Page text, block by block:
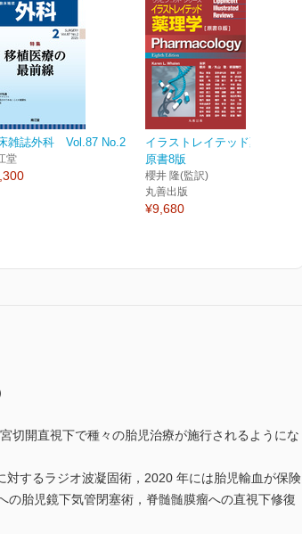
雑誌外科 Vol.87 No.2
堂
イラストレイテッド薬理学
原書8版
櫻井 隆(監訳)
丸善出版
¥9,680
切開直視下で種々の胎児治療が施行されるようにな
するラジオ波凝固術，2020 年には胎児輸血が保険
胎児鏡下気管閉塞術，脊髄髄膜瘤への直視下修復